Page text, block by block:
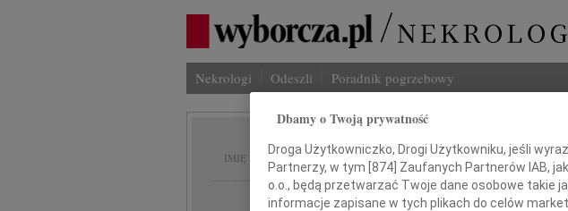
Nekrologi Odeszli Poradnik pogrzebowy
IMIĘ I NAZWISKO: Janusz Karol Barański
REGION: Łódź
Dbamy o Twoją prywatność
Droga Użytkowniczko, Drogi Użytkowniku, jeśli
Partnerzy, w tym [874] Zaufanych Partnerów IAB,
o.o., będą przetwarzać Twoje dane osobowe takie
informacje zapisane w tych plikach do celów